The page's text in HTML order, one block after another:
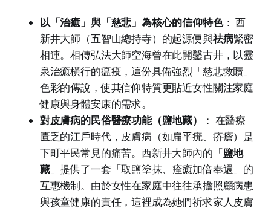
以「治癒」與「慈悲」為核心的信仰特色： 西
新井大師（五智山總持寺）的起源便與祛病緊密
相連。相傳弘法大師空海曾在此開鑿古井，以靈
泉治癒橫行的瘟疫，這份具備強烈「慈悲救贖」
色彩的傳說，使其信仰特質更貼近女性關注家庭
健康與身體安康的需求。
對皮膚病的民俗醫療功能（鹽地藏）
： 在醫療
匱乏的江戶時代，皮膚病（如扁平疣、疥瘡）是
下町平民常見的痛苦。西新井大師內的「鹽地
藏」提供了一套「取鹽塗抹、痊癒加倍奉還」的
互惠機制。由於女性在家庭中往往承擔照顧病患
與孩童健康的責任，這裡成為她們祈求家人皮膚